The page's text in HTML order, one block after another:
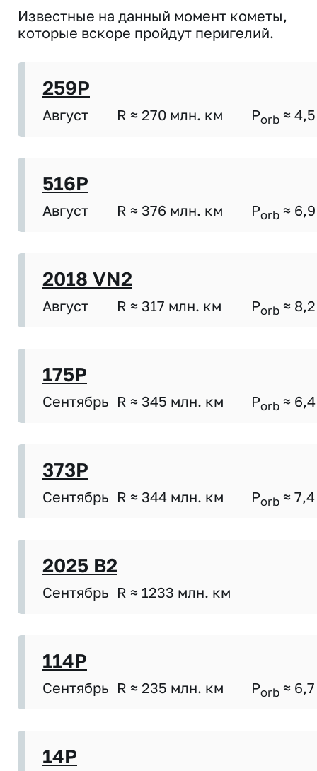
Известные на данный момент кометы,
которые вскоре пройдут перигелий.
259P
Август R ≈ 270 млн. км Porb ≈ 4,5
516P
Август R ≈ 376 млн. км Porb ≈ 6,9
2018 VN2
Август R ≈ 317 млн. км Porb ≈ 8,2
175P
Сентябрь R ≈ 345 млн. км Porb ≈ 6,4
373P
Сентябрь R ≈ 344 млн. км Porb ≈ 7,4
2025 B2
Сентябрь R ≈ 1233 млн. км
114P
Сентябрь R ≈ 235 млн. км Porb ≈ 6,7
14P